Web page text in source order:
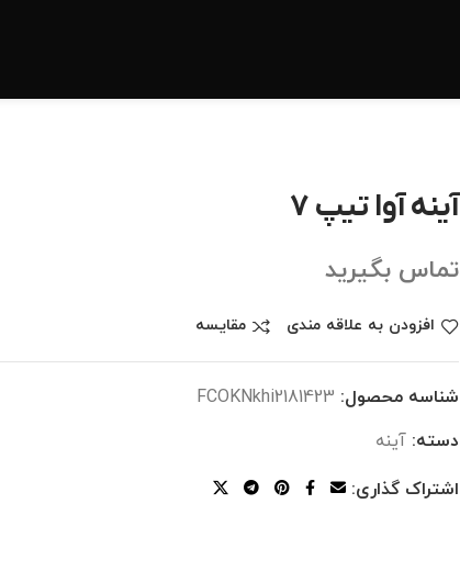
آینه آوا تیپ 7
تماس بگیرید
افزودن به علاقه مندی مقایسه
شناسه محصول: FCOKNkhi2181423
دسته:آینه
اشتراک گذاری: